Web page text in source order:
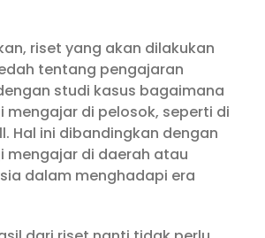
riset yang akan dilakukan
tentang pengajaran
studi kasus bagaimana
mengajar di pelosok, seperti di
Hal ini dibandingkan dengan
mengajar di daerah atau
dalam menghadapi era